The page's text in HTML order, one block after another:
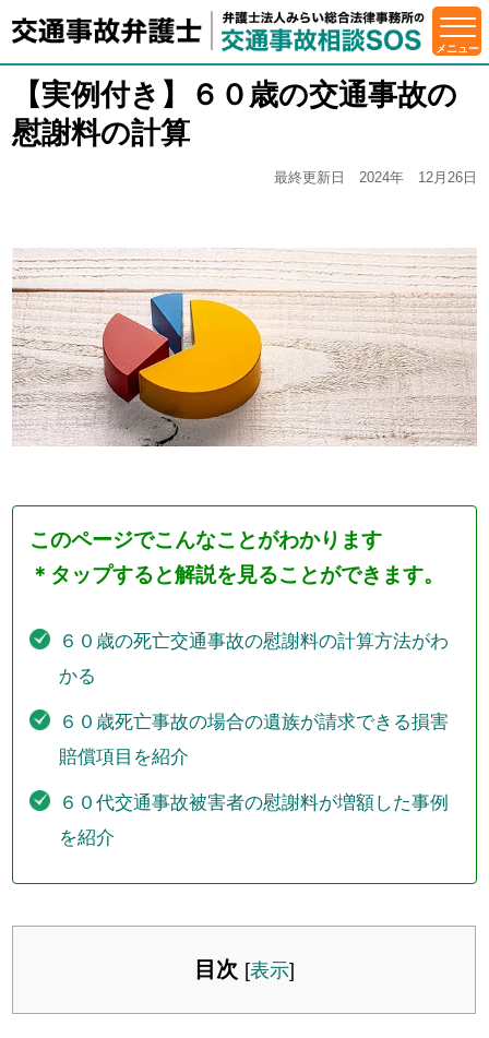
【実例付き】６０歳の交通事故の
慰謝料の計算
最終更新日 2024年 12月26日
このページでこんなことがわかります
＊タップすると解説を見ることができます。
６０歳の死亡交通事故の慰謝料の計算方法がわ
かる
６０歳死亡事故の場合の遺族が請求できる損害
賠償項目を紹介
６０代交通事故被害者の慰謝料が増額した事例
を紹介
目次 [表示]